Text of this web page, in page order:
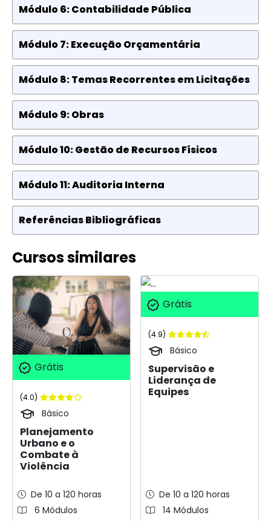
Módulo 6: Contabilidade Pública
Módulo 7: Execução Orçamentária
Módulo 8: Temas Recorrentes em Licitações
Módulo 9: Obras
Módulo 10: Gestão de Recursos Físicos
Módulo 11: Auditoria Interna
Referências Bibliográficas
Cursos similares
Grátis
(4.0)
Básico
Planejamento
Urbano e o
Combate à
Violência
De 10 a 120 horas
6 Módulos
Grátis
(4.9)
Básico
Supervisão e
Liderança de
Equipes
De 10 a 120 horas
14 Módulos